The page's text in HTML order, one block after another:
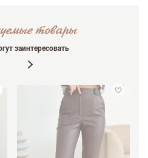
товары
заинтересовать